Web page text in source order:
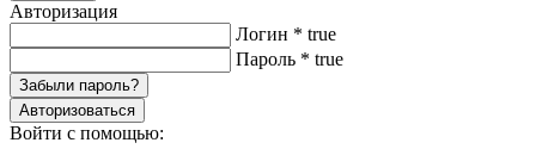
Авторизация
Логин * true
Пароль * true
Забыли пароль?
Авторизоваться
Войти с помощью: